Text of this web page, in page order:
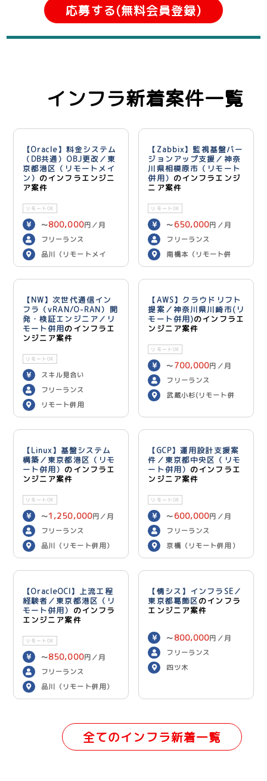
応募する(無料会員登録)
インフラ新着案件一覧
【Oracle】料金システム
（DB共通）OBJ更改／東
京都港区（リモートメイ
ン） のインフラエンジニ
ア案件
リモートOK
〜800,000円／月
フリーランス
品川（リモートメイ
ン）
【Zabbix】監視基盤バー
ジョンアップ支援／神奈
川県相模原市（リモート
併用） のインフラエンジ
ニア案件
リモートOK
〜 650,000円／月
フリーランス
南橋本（リモート併
用）
【NW】次世代通信イン
フラ（vRAN/O-RAN）開
発・検証エンジニア／リ
モート併用のインフラエ
ンジニア案件
リモートOK
スキル見合い
フリーランス
リモート併用
【AWS】クラウドリフト
提案／神奈川県川崎市(リ
モート併用)のインフラエ
ンジニア案件
リモートOK
〜 700,000円／月
フリーランス
武蔵小杉(リモート併
【Linux】基盤システム
構築／東京都港区（リモ
ート併用） のインフラエ
ンジニア案件
リモートOK
〜1,250,000円／月
フリーランス
品川（リモート併用）
【GCP】運用設計支援案
件／東京都中央区（リモ
ート併用） のインフラエ
ンジニア案件
リモートOK
〜 600,000円／月
フリーランス
京橋（リモート併用）
【OracleOCI】上流工程
経験者／東京都港区（リ
モート併用） のインフラ
エンジニア案件
リモートOK
〜850,000円／月
フリーランス
品川（リモート併用）
【情シス】インフラSE／
東京都葛飾区のインフラ
エンジニア案件
〜 800,000円／月
フリーランス
四ツ木
全てのインフラ新着一覧